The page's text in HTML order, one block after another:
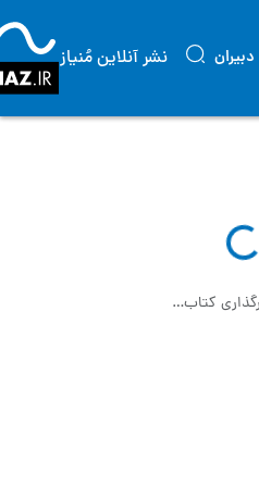
دبیران نشر آنلاین مُنیاز
کتاب…